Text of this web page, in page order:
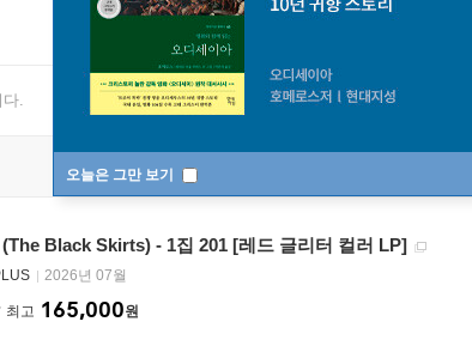
오늘은 그만 보기
.
Black Skirts) - 1집 201 [레드 글리터 컬러 LP]
2026년 07월
최고 165,000원